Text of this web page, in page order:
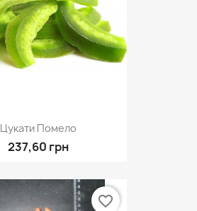
Цукати Помело
237,60 грн
favorite_border